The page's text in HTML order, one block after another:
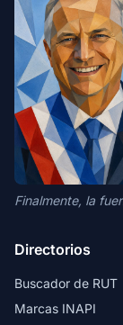
Finalmente, la
Directorios
Buscador de RUT
Marcas INAPI